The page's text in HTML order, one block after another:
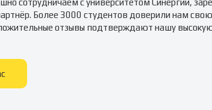
сотрудничаем с университетом Синергии,
Более 3000 студентов доверили нам
отзывы подтверждают нашу